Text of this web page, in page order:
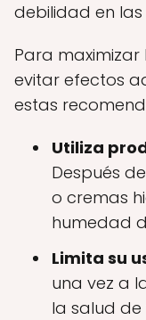
debilidad en las
Para
evitar efectos
estas
Utiliza
Después
o cremas
humedad
Limita su
una vez a
la salud de